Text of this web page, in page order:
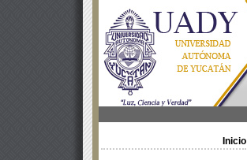
Inicio